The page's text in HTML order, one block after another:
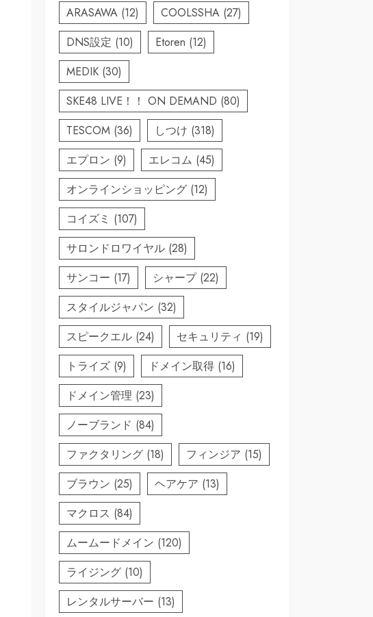
ARASAWA (12) COOLSSHA (27)
DNS設定 (10) Etoren (12)
MEDIK (30)
SKE48 LIVE！！ ON DEMAND (80)
TESCOM (36) しつけ (318)
エプロン (9) エレコム (45)
オンラインショッピング (12)
コイズミ (107)
サロンドロワイヤル (28)
サンコー (17) シャープ(22)
スタイルジャパン (32)
スピークエル (24) セキュリティ (19)
トライズ (9) ドメイン取得 (16)
ドメイン管理 (23)
ノーブランド (84)
ファクタリング (18) フィンジア (15)
ブラウン (25) ヘアケア (13)
マクロス (84)
ムームードメイン (120)
ライジング (10)
レンタルサーバー (13)